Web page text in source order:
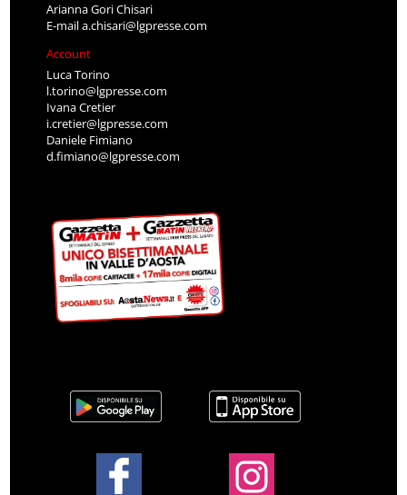
Arianna Gori Chisari
E-maila.chisari@lgpresse.com
Account
Luca Torino
l.torino@lgpresse.com
Ivana Cretier
i.cretier@lgpresse.com
Daniele Fimiano
d.fimiano@lgpresse.com